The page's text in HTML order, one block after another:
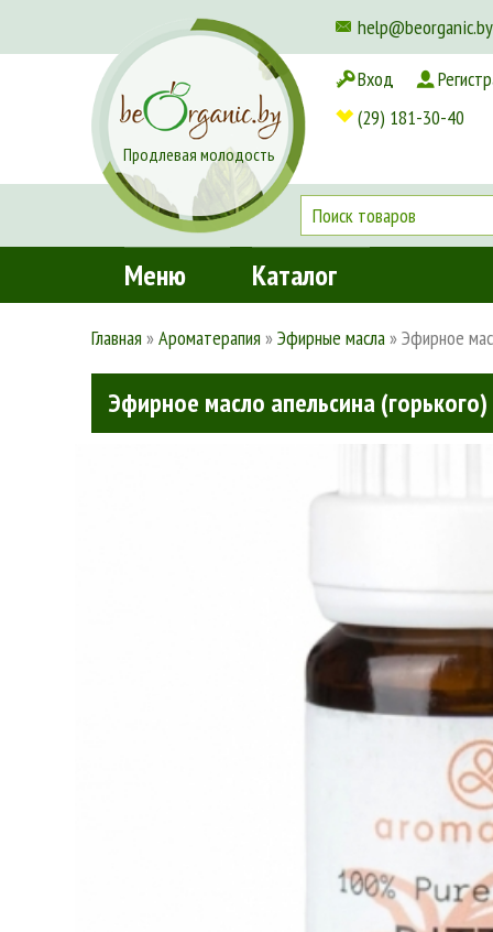
help@beorganic.by
Доставка и оплата
Продлевая молодость
Вход
(29) 181-30-40
Меню Каталог
Главная »Ароматерапия »Эфирные масла»Эфирное
Эфирное масло апельсина